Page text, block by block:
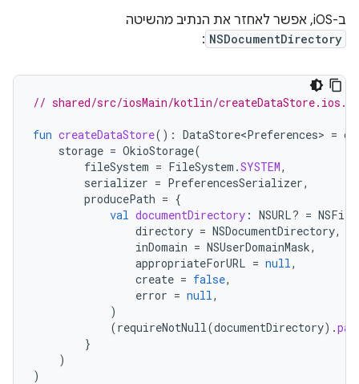
ב-iOS, אפשר לאחזר את הנתיב מהשיטה
NSDocumentDirectory
:
// shared/src/iosMain/kotlin/createDataStore.ios.kt
fun createDataStore(): DataStore<Preferences> =
storage = OkioStorage(
fileSystem = FileSystem .SYSTEM,
serializer = PreferencesSerializer,
producePath = {
val documentDirectory : NSURL? =
directory = NSDocumentDirectory,
inDomain = NSUserDomainMask,
appropriateForURL = null,
create = false,
error = null,
)
(requireNotNull(documentDirectory).
}
)
)